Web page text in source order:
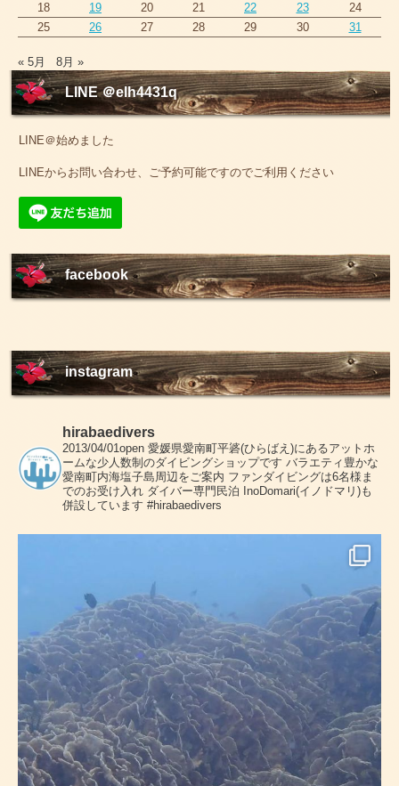
18
19 20 21 22 23
24
25
26 27 28 29 30 31
« 5月 8月 »
LINE ＠elh4431q
LINE＠始めました
LINEからお問い合わせ、ご予約可能ですのでご利用ください
facebook
instagram
hirabaedivers
2013/04/01open 愛媛県愛南町平碆(ひらばえ)にあるアットホ
ームな少人数制のダイビングショップです バラエティ豊かな
愛南町内海塩子島周辺をご案内 ファンダイビングは6名様ま
でのお受け入れ ダイバー専門民泊 InoDomari(イノドマリ)も
併設しています #hirabaedivers